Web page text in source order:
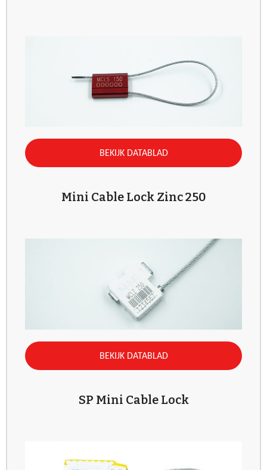
BEKIJK DATABLAD
Mini Cable Lock Zinc 250
BEKIJK DATABLAD
SP Mini Cable Lock